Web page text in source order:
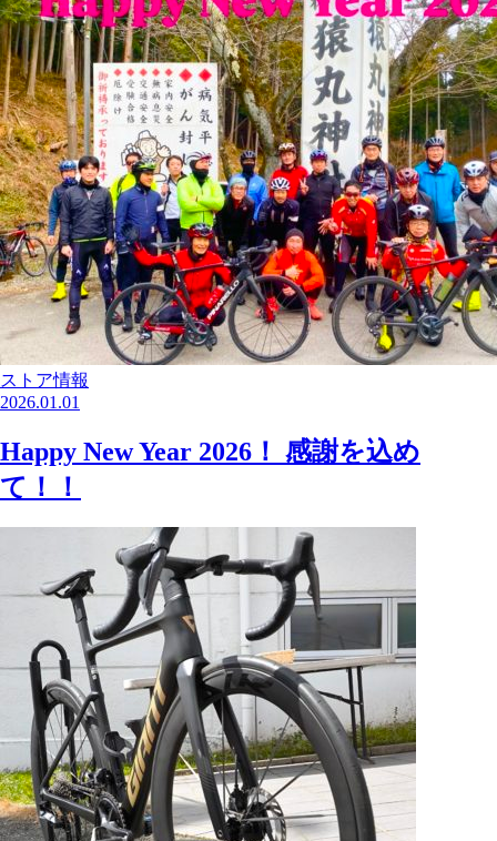
ストア情報
2026.01.01
Happy New Year 2026！ 感謝を込め
て！！